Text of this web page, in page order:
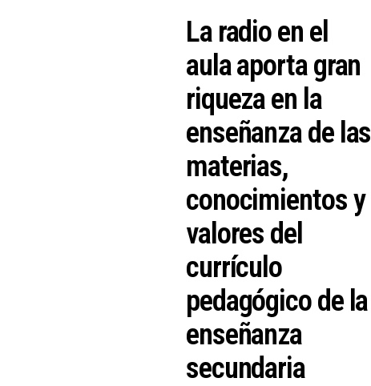
La radio en el
aula aporta gran
riqueza en la
enseñanza de las
materias,
conocimientos y
valores del
currículo
pedagógico de la
enseñanza
secundaria